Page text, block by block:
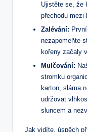
Ujistěte se, že
přechodu mezi
Zalévání:
nezapomeňte
kořeny začaly
Mulčování:
stromku
karton, sláma
udržovat
sluncem a
Jak vidíte, úspěch